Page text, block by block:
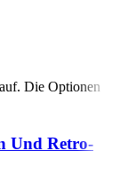
Die Optionen
Und Retro-